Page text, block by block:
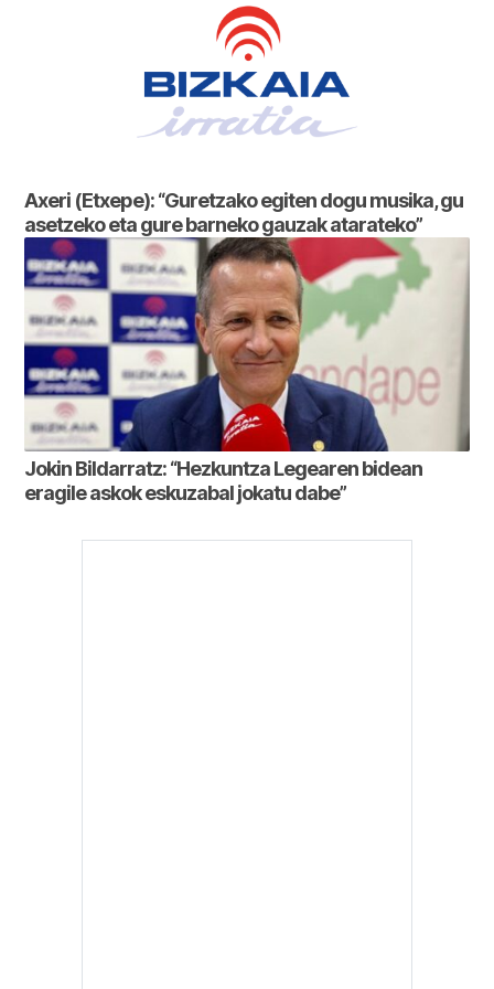
Axeri (Etxepe): “Guretzako egiten dogu musika, gu
asetzeko eta gure barneko gauzak atarateko”
Jokin Bildarratz: “Hezkuntza Legearen bidean
eragile askok eskuzabal jokatu dabe”